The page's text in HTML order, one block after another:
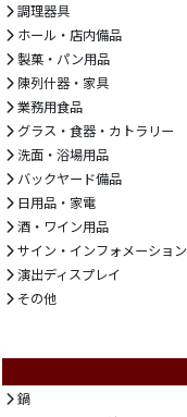
調理器具
ホール・店内備品
製菓・パン用品
陳列什器・家具
業務用食品
グラス・食器・カトラリー
洗面・浴場用品
バックヤード備品
日用品・家電
酒・ワイン用品
サイン・インフォメーション
演出ディスプレイ
その他
鍋